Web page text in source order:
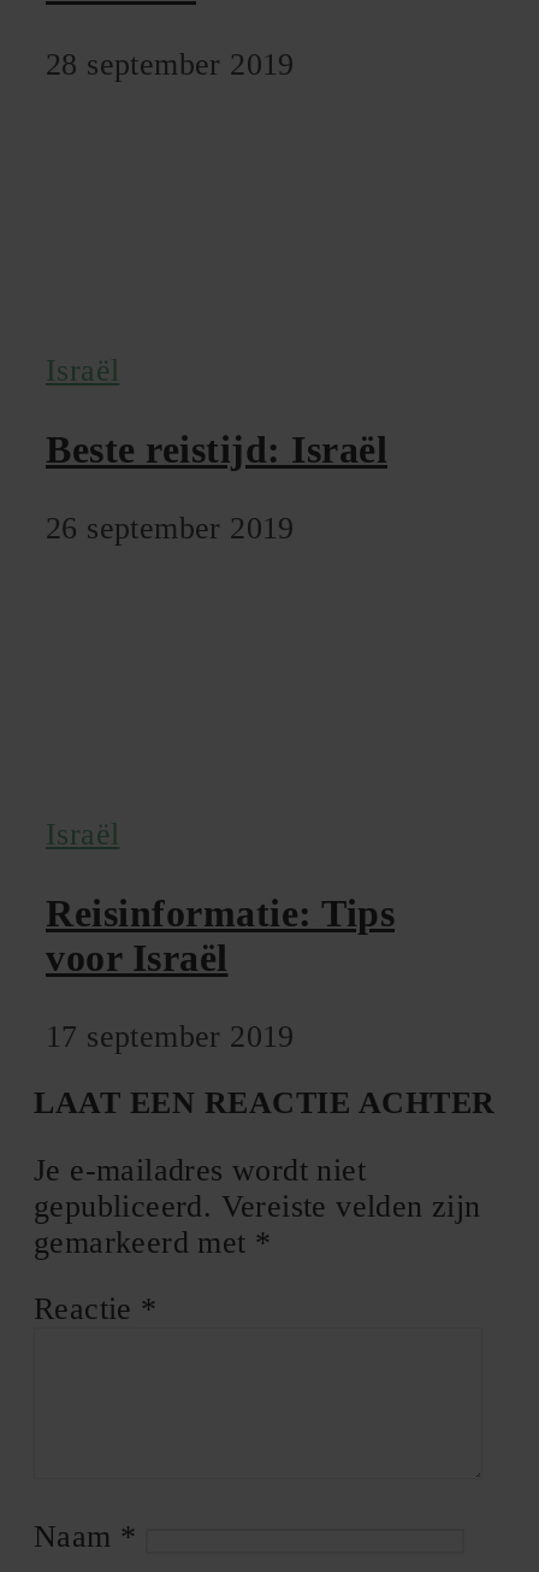
28 september 2019
Israël
Beste reistijd: Israël
26 september 2019
Israël
Reisinformatie: Tips
voor Israël
17 september 2019
LAAT EEN REACTIE ACHTER
Je e-mailadres wordt niet
gepubliceerd. Vereiste velden zijn
gemarkeerd met *
Reactie *
Naam *